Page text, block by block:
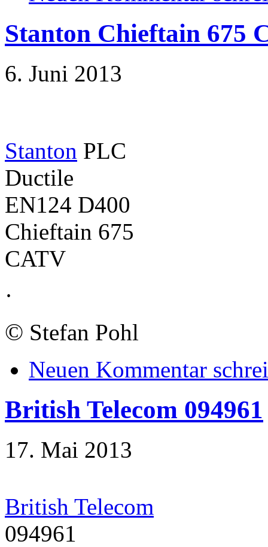
Stanton Chieftain 675
6. Juni 2013
Stanton PLC
Ductile
EN124 D400
Chieftain 675
CATV
·
© Stefan Pohl
Neuen Kommentar
British Telecom 094961
17. Mai 2013
British Telecom
094961